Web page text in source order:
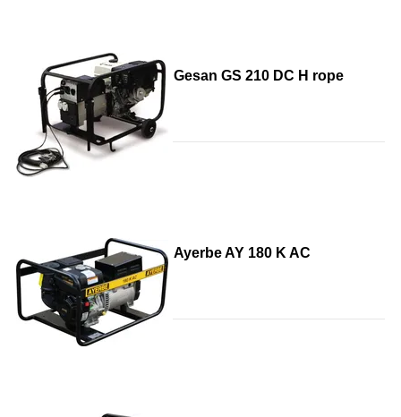
Gesan GS 210 DC H rope
Ayerbe AY 180 K AC